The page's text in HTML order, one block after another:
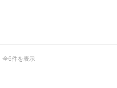
全6件を表示